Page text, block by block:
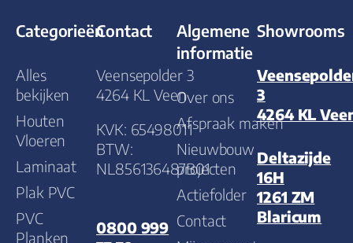
Categorieën
Alles
bekijken
Houten
Vloeren
Laminaat
Plak PVC
PVC
Planken
Contact
Veensepolder 3
4264 KL Veen
KVK: 65498011
BTW:
NL856136487B01
0800 999
Algemene
informatie
Over ons
Afspraak maken
Nieuwbouw
projecten
Actiefolder
Contact
Showrooms
3
4264 KL
Deltazijde
16H
1261 ZM
Blaricum